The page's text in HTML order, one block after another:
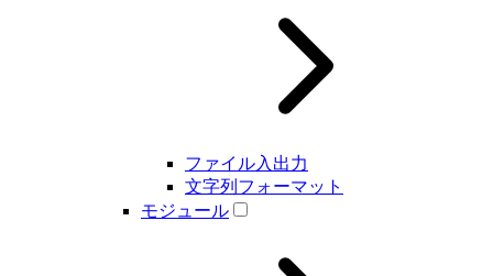
ファイル入出力
文字列フォーマット
モジュール